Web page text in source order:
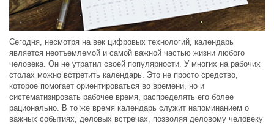
Сегодня, несмотря на век цифровых технологий, календарь
является неотъемлемой и самой важной частью жизни любого
человека. Он не утратил своей популярности. У многих на рабочих
столах можно встретить календарь. Это не просто средство,
которое помогает ориентироваться во времени, но и
систематизировать рабочее время, распределять его более
рационально. В то же время календарь служит напоминанием о
важных событиях, деловых встречах, позволяя деловому человеку